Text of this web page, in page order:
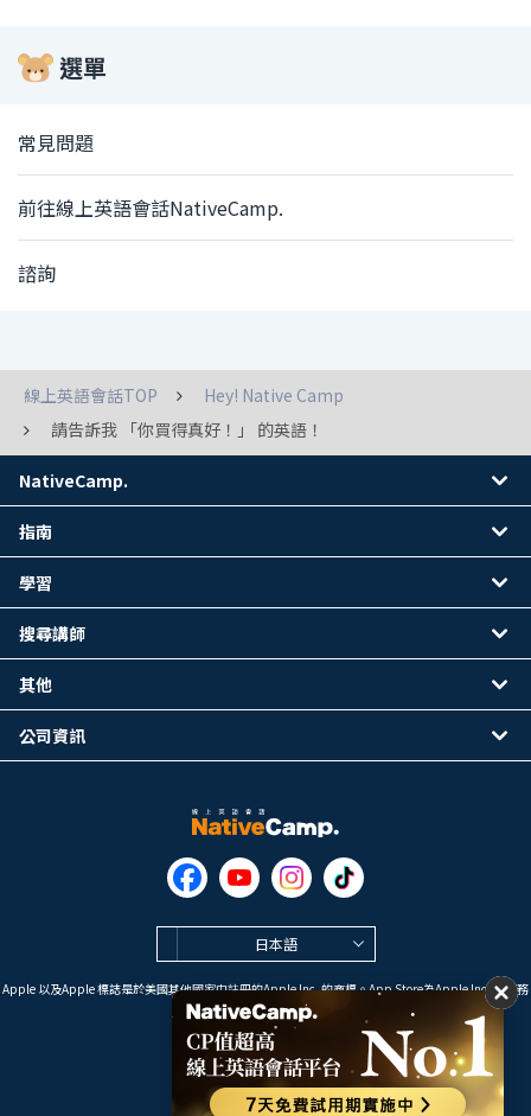
選單
常見問題
前往線上英語會話NativeCamp.
諮詢
線上英語會話TOP
Hey! Native Camp
請告訴我 「你買得真好！」 的英語！
日本語
Apple 以及Apple 標誌是於美國其他國家中註冊的Apple Inc. 的商標。App Store為Apple Inc. 的服務
標誌。
Google Play是 Google LLC 的商標。
Copyright © 2026 線上英語會話
NativeCamp. All Rights Reserved.
NativeCamp.
指南
學習
搜尋講師
其他
公司資訊